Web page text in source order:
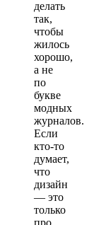
делать
так,
чтобы
жилось
хорошо,
а не
по
букве
модных
журналов.
Если
кто-то
думает,
что
дизайн
— это
только
про